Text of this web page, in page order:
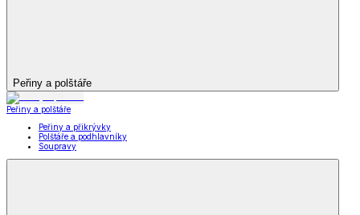
Peřiny a polštáře
Peřiny a polštáře
Peřiny a přikrývky
Polštáře a podhlavníky
Soupravy